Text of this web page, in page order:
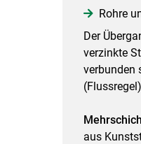
Rohre
Der
verzinkte
verbunden
aus